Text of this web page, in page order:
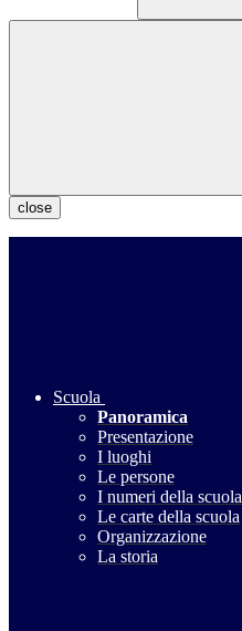
close
Scuola
Panoramica
Presentazione
I luoghi
Le persone
I numeri della scuola
Le carte della scuola
Organizzazione
La storia